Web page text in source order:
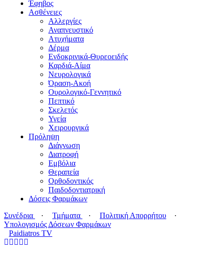
Έφηβος
Ασθένειες
Αλλεργίες
Αναπνευστικό
Ατυχήματα
Δέρμα
Ενδοκρινικά-Θυρεοειδής
Καρδιά-Αίμα
Νευρολογικά
Όραση-Ακοή
Ουρολογικό-Γεννητικό
Πεπτικό
Σκελετός
Υγεία
Χειρουργικά
Πρόληψη
Διάγνωση
Διατροφή
Εμβόλια
Θεραπεία
Ορθοδοντικός
Παιδοδοντιατρική
Δόσεις Φαρμάκων
Συνέδρια
· Τμήματα · Πολιτική Απορρήτου
·
Υπολογισμός Δόσεων Φαρμάκων
Paidiatros TV